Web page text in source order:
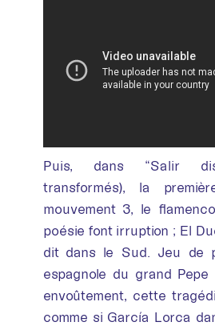
Puis, dans “Salir
transformés), la
mouvement 3, le
poésie font irruption ; El
dit dans le Sud. Jeu de
espagnole du grand
envoûtement, cette
comme si García Lorca